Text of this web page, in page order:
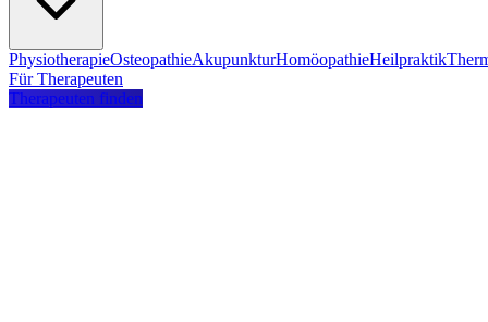
PhysiotherapieOsteopathieAkupunkturHomöopathieHeilpraktik
Für Therapeuten
Therapeuten finden